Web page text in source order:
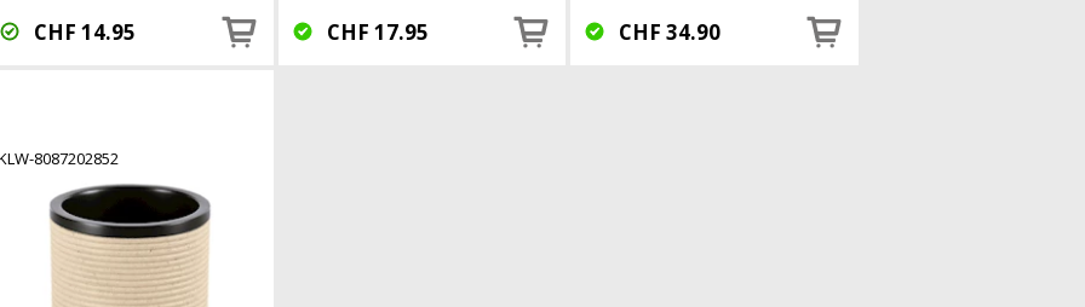
CHF 14.95 CHF 17.95 CHF 34.90
8087202852